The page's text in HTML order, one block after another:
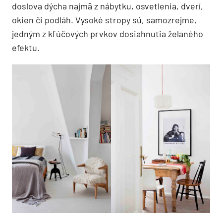
doslova dýcha najmä z nábytku, osvetlenia, dverí,
okien či podláh. Vysoké stropy sú, samozrejme,
jedným z kľúčových prvkov dosiahnutia želaného
efektu.